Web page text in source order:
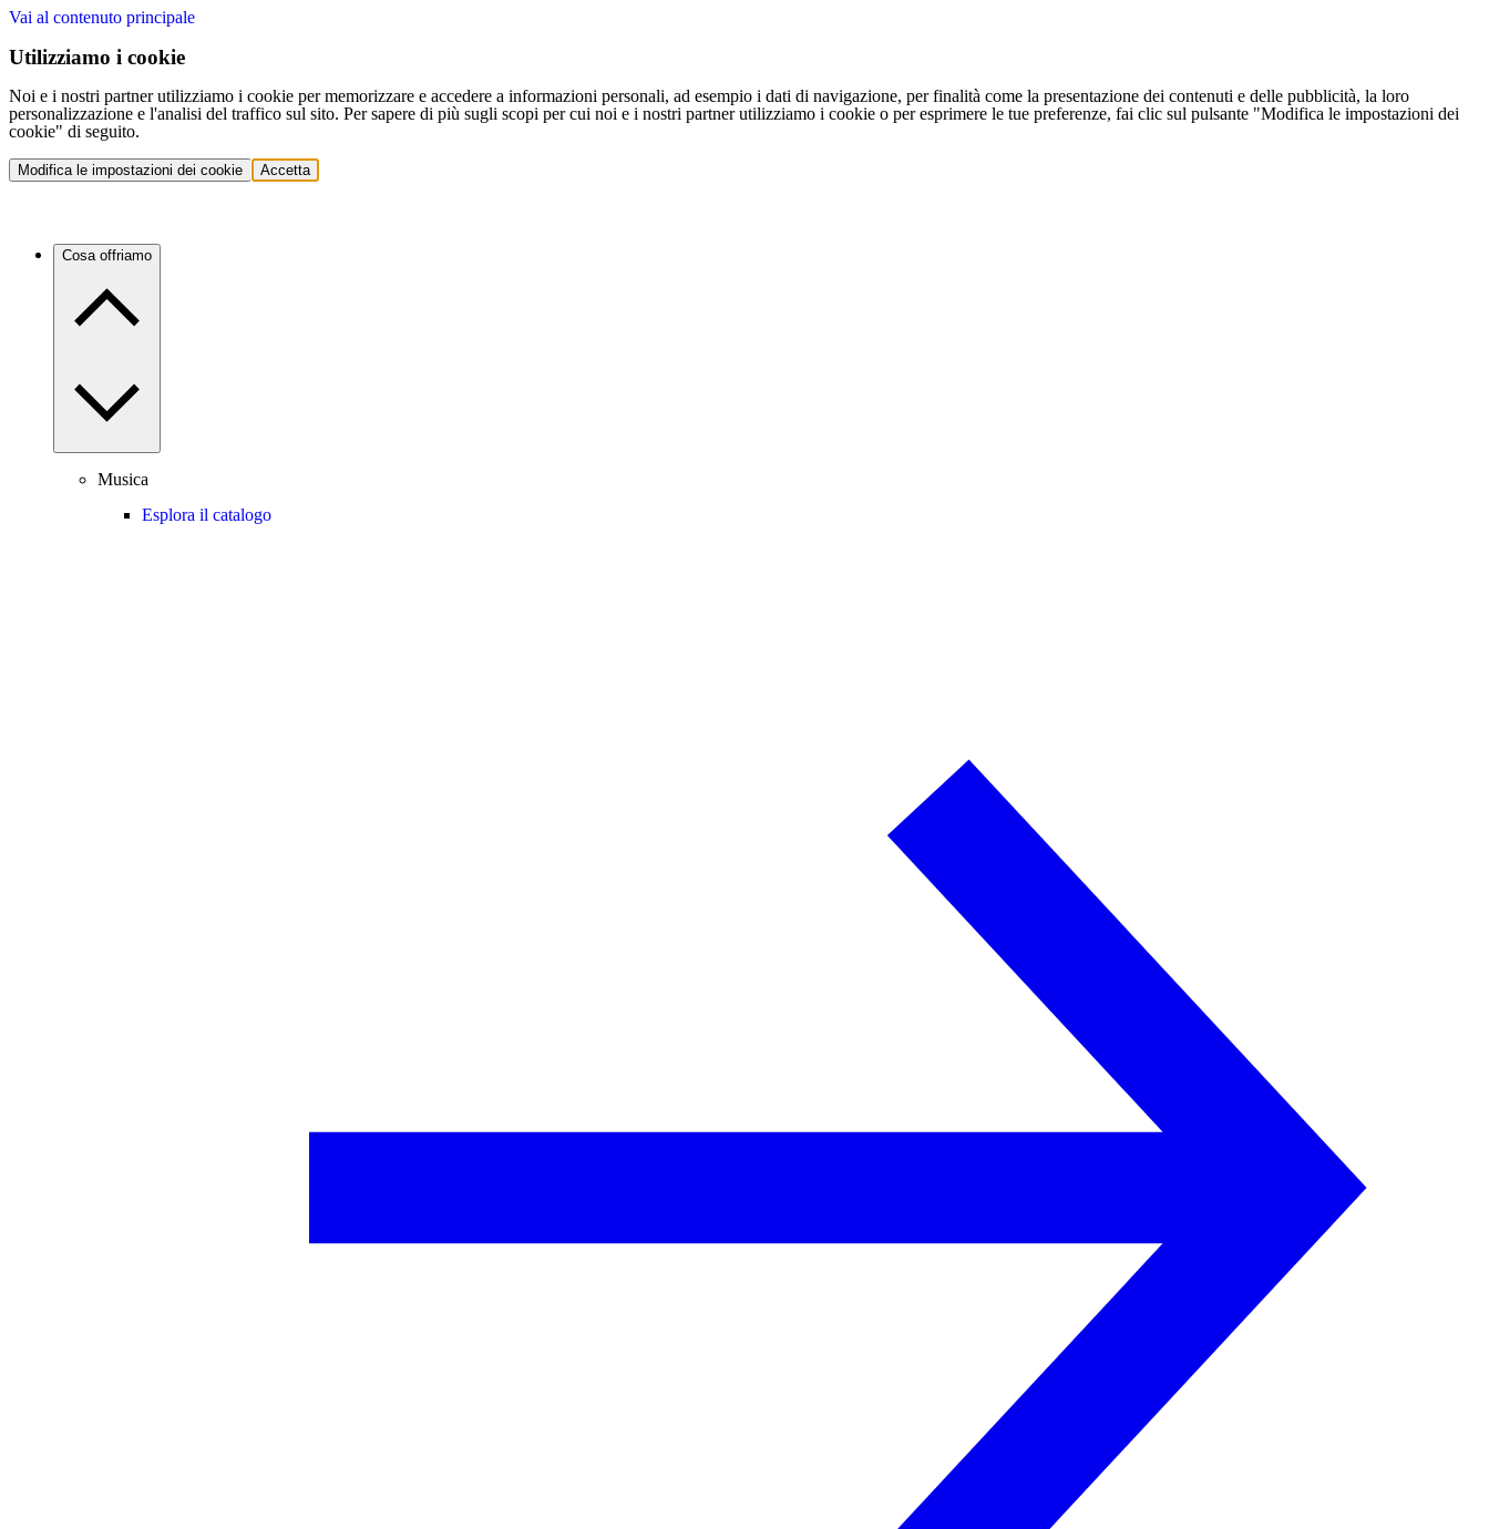
Vai al contenuto principale
Utilizziamo i cookie
Noi e i nostri partner utilizziamo i cookie per memorizzare e accedere a informazioni personali, ad esempio i dati di navigazione, per finalità come la presentazione dei contenuti e delle pubblicità, la loro
personalizzazione e l'analisi del traffico sul sito. Per sapere di più sugli scopi per cui noi e i nostri partner utilizziamo i cookie o per esprimere le tue preferenze, fai clic sul pulsante "Modifica le impostazioni dei
cookie" di seguito.
Modifica le impostazioni dei cookie Accetta
Cosa offriamo
Musica
Esplora il catalogo